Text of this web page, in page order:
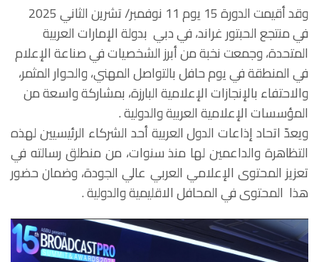
وقد أقيمت الدورة 15 يوم 11 نوفمبر/ تشرين الثاني 2025
في منتجع الحبتور غراند، في دبي بدولة الإمارات العربية
المتحدة، وجمعت نخبة من أبرز الشخصيات في صناعة الإعلام
في المنطقة في يوم حافل بالتواصل المهني، والحوار المثمر،
والاحتفاء بالإنجازات الإعلامية البارزة، بمشاركة واسعة من
المؤسسات الإعلامية العربية والدولية .
ويعدّ اتحاد إذاعات الدول العربية أحد الشركاء الرئيسيين لهذه
التظاهرة والداعمين لها منذ سنوات، من منطلق رسالته في
تعزيز المحتوى الإعلامي العربي عالي الجودة، وضمان حضور
هذا المحتوى في المحافل الاقليمية والدولية .